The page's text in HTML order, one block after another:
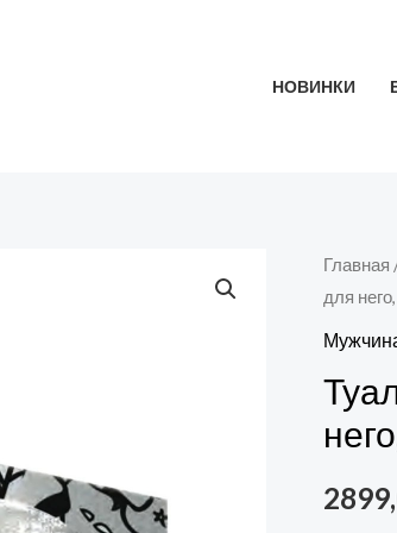
НОВИНКИ
Главная
для
товара
My
Vibe
для